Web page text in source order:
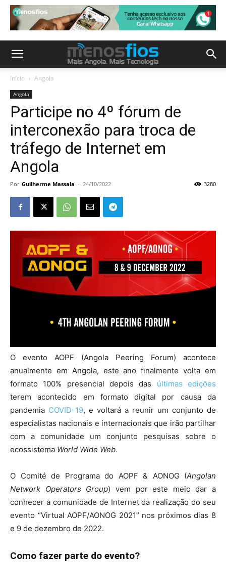
Início Angola
Angola
Participe no 4º fórum de
interconexão para troca de
tráfego de Internet em
Angola
Por Guilherme Massala - 24/10/2022 3280
O evento AOPF (Angola Peering Forum) acontece
anualmente em Angola, este ano finalmente volta em
formato 100% presencial depois das últimas edições
terem acontecido em formato digital por causa da
pandemia COVID-19, e voltará a reunir um conjunto de
especialistas nacionais e internacionais que irão partilhar
com a comunidade um conjunto pesquisas sobre o
ecossistema World Wide Web.
O Comité de Programa do AOPF & AONOG (Angolan
Network Operators Group) vem por este meio dar a
conhecer a comunidade de Internet da realização do seu
evento “Virtual AOPF/AONOG 2021” nos próximos dias 8
e 9 de dezembro de 2022.
Como fazer parte do evento?